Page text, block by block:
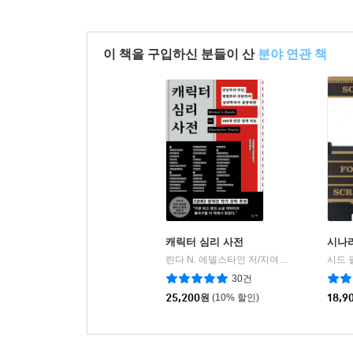
이 책을 구입하신 분들이 산 분야 연관 책
캐릭터 심리 사전
린다 N. 에델스타인 저/지여울 역
30건
25,200원 (10% 할인)
시나
시드